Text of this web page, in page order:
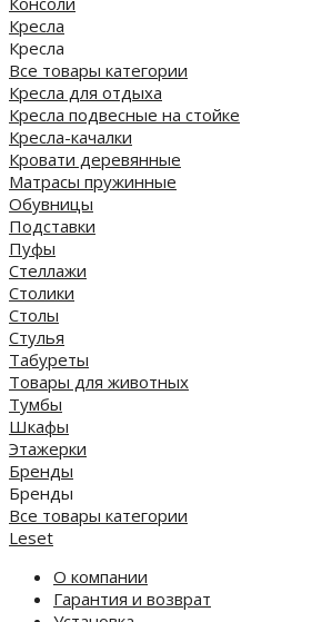
Кресла
Кресла
Все товары категории
Кресла для отдыха
Кресла подвесные на стойке
Кресла-качалки
Кровати деревянные
Матрасы пружинные
Обувницы
Подставки
Пуфы
Стеллажи
Столики
Столы
Стулья
Табуреты
Товары для животных
Тумбы
Шкафы
Этажерки
Бренды
Бренды
Все товары категории
Leset
О компании
Гарантия и возврат